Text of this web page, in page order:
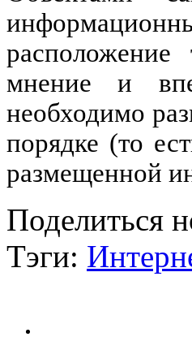
расположение
мнение и
необходимо
порядке (то
размещенной
Поделиться
Тэги: